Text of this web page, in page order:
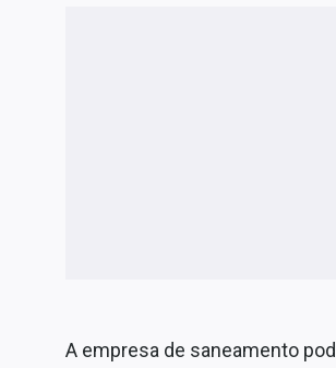
A empresa de saneamento